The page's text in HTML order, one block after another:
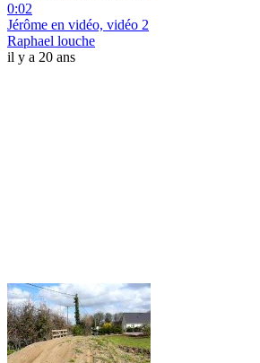
0:02
Jérôme en vidéo, vidéo 2
Raphael louche
il y a 20 ans